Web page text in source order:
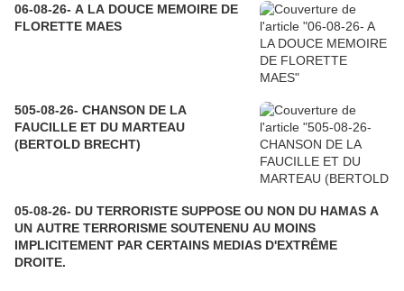
06-08-26- A LA DOUCE MEMOIRE DE
FLORETTE MAES
505-08-26- CHANSON DE LA
FAUCILLE ET DU MARTEAU
(BERTOLD BRECHT)
05-08-26- DU TERRORISTE SUPPOSE OU NON DU HAMAS A
UN AUTRE TERRORISME SOUTENENU AU MOINS
IMPLICITEMENT PAR CERTAINS MEDIAS D'EXTRÊME
DROITE.